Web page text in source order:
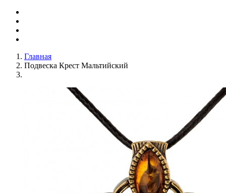
Главная
Подвеска Крест Мальтийский